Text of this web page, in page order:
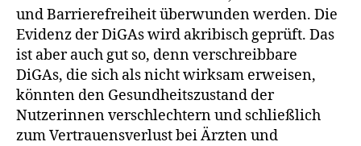
und Barrierefreiheit überwunden werden. Die
Evidenz der DiGAs wird akribisch geprüft. Das
ist aber auch gut so, denn verschreibbare
DiGAs, die sich als nicht wirksam erweisen,
könnten den Gesundheitszustand der
Nutzerinnen verschlechtern und schließlich
zum Vertrauensverlust bei Ärzten und